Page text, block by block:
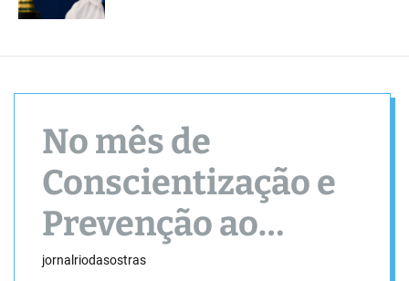
No mês de
Conscientização e
Prevenção ao
suicídio, cantor
jornalriodasostras